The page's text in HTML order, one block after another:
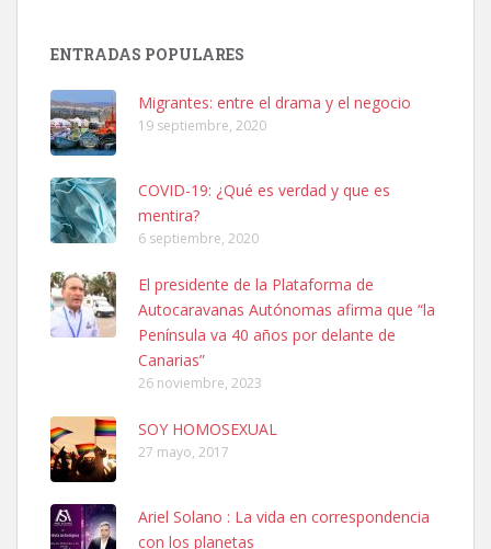
Leales.org » Gran Canaria
SHIBA PERDIDO AVDA JOSE MESA Y LOPEZ
PERRO MACHO RAZA SHIBA CON MICROCHIP PERDIDO HOY
06/07/2025 ZONA MESA Y LOPEZ. ES MUY ASUSTADIZO
Leales.org » Gran Canaria
6.7.2025
Ninfa perdida
ENTRADAS POPULARES
Migrantes: entre el drama y el negocio
19 septiembre, 2020
COVID-19: ¿Qué es verdad y que es
mentira?
6 septiembre, 2020
El presidente de la Plataforma de
Autocaravanas Autónomas afirma que “la
Península va 40 años por delante de
Canarias”
26 noviembre, 2023
SOY HOMOSEXUAL
27 mayo, 2017
Ariel Solano : La vida en correspondencia
con los planetas